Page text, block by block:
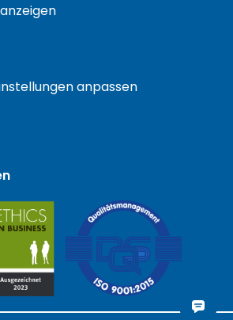
anpassen